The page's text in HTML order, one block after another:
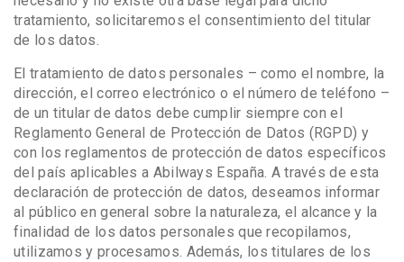
tratamiento, solicitaremos el consentimiento del titular
de los datos.
El tratamiento de datos personales – como el nombre, la
dirección, el correo electrónico o el número de teléfono –
de un titular de datos debe cumplir siempre con el
Reglamento General de Protección de Datos (RGPD) y
con los reglamentos de protección de datos específicos
del país aplicables a Abilways España. A través de esta
declaración de protección de datos, deseamos informar
al público en general sobre la naturaleza, el alcance y la
finalidad de los datos personales que recopilamos,
utilizamos y procesamos. Además, los titulares de los